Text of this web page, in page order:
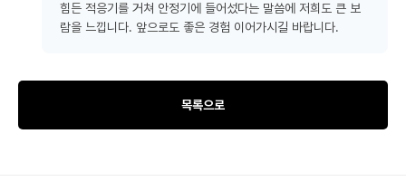
힘든 적응기를 거쳐 안정기에 들어섰다는 말씀에 저희도 큰 보
람을 느낍니다. 앞으로도 좋은 경험 이어가시길 바랍니다.
목록으로